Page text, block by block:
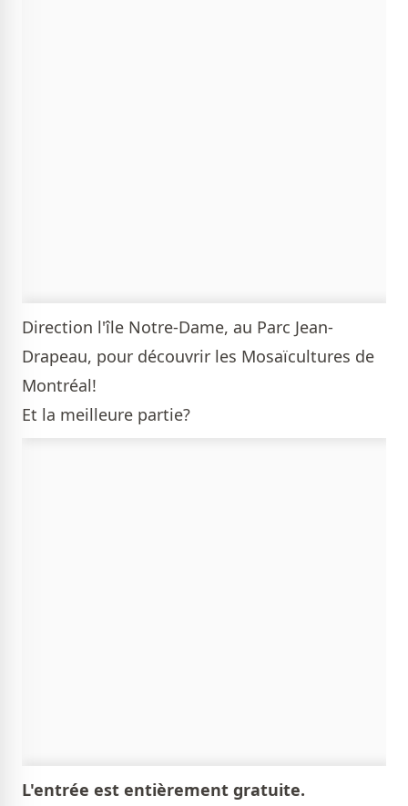
Direction l'île Notre-Dame, au Parc Jean-
Drapeau, pour découvrir les Mosaïcultures de
Montréal!
Et la meilleure partie?
L'entrée est entièrement gratuite.